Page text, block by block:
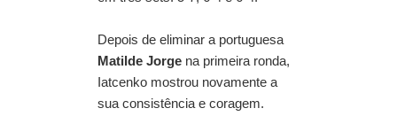
Depois de eliminar a portuguesa
Matilde Jorge na primeira ronda,
Iatcenko mostrou novamente a
sua consistência e coragem.